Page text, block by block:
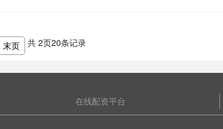
末页 共 2页20条记录
在线配资平台